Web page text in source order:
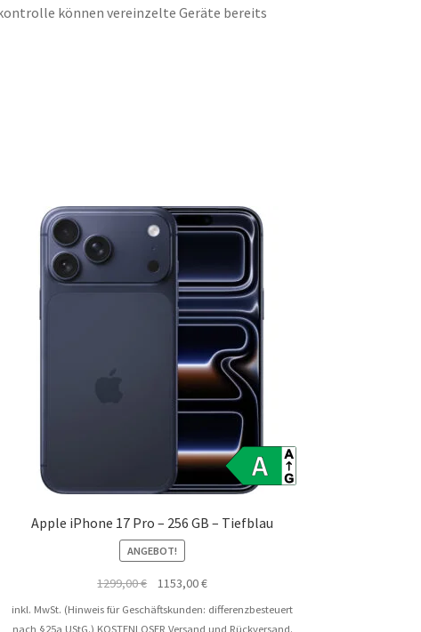
können vereinzelte Geräte bereits
Apple iPhone 17 Pro – 256 GB – Tiefblau
ANGEBOT!
1299,00€
Ursprünglicher
Preis
1153,00€Aktueller
Preis
inkl. MwSt. (Hinweis für Geschäftskunden: differenzbesteuert
nach §25a UStG.) KOSTENLOSER Versand und Rückversand.